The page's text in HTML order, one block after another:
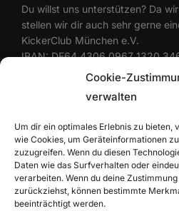
Cookie-
verwalten
Um dir ein optimales Erlebnis zu bieten,
wie Cookies, um Geräteinformationen
zuzugreifen. Wenn du diesen
Daten wie das Surfverhalten oder
verarbeiten. Wenn du deine
zurückziehst, können bestimmte
beeinträchtigt werden.
Du willst uns unterstützen? Da
stellen wir dir auch sehr gerne
KickerClub München e.V.
IBAN: DE64 4306 0967 1320
BIC: GENODEM1GLS
Rechtliches
Datenschutzerklärung
Cookie-Richtlinie (EU)
Haftungsausschluss
Impressum